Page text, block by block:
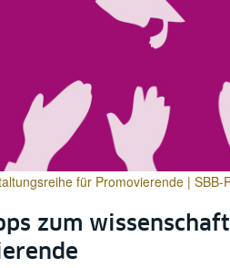
für Promovierende | SBB-
zum